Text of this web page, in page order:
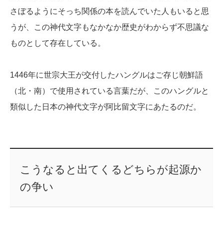
さぼるようにそっち関係の本を読んでいた人もいると思
うが、この神代文字もなかなか歴史がわからず不思議な
ものとして存在している。
1446年に世宗大王が交付したハングルはご存じ朝鮮語
（北・南）で使用されている言葉だが、このハングルと
類似した日本の神代文字が阿比留文字にあたるのだ。
こうなると出てくるどちらが起源か
の争い